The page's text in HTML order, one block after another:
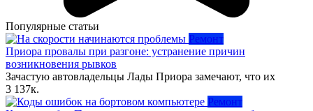
Популярные статьи
Ремонт
Приора провалы при разгоне: устранение причин
возникновения рывков
Зачастую автовладельцы Лады Приора замечают, что их
3 137к.
Ремонт